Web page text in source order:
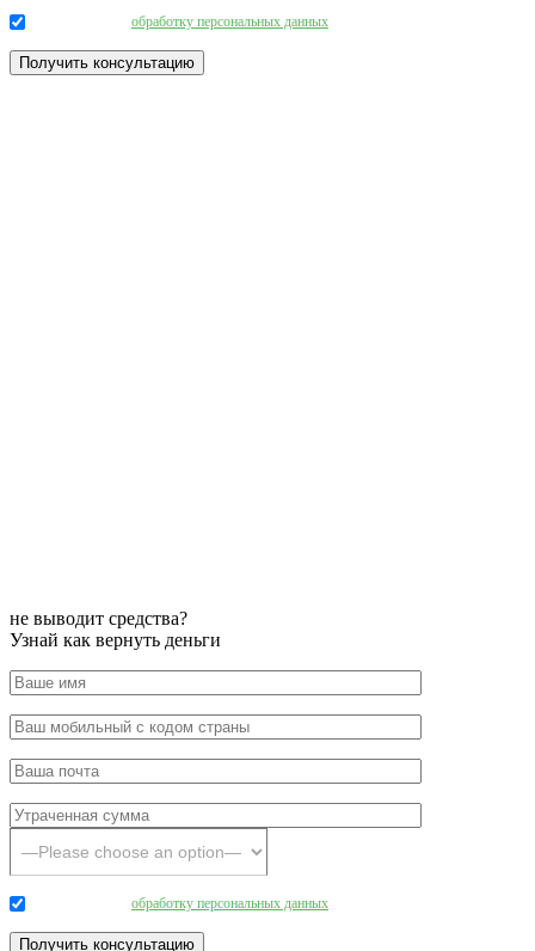
обработку персональных данных
не выводит средства?
Узнай как вернуть деньги
обработку персональных данных